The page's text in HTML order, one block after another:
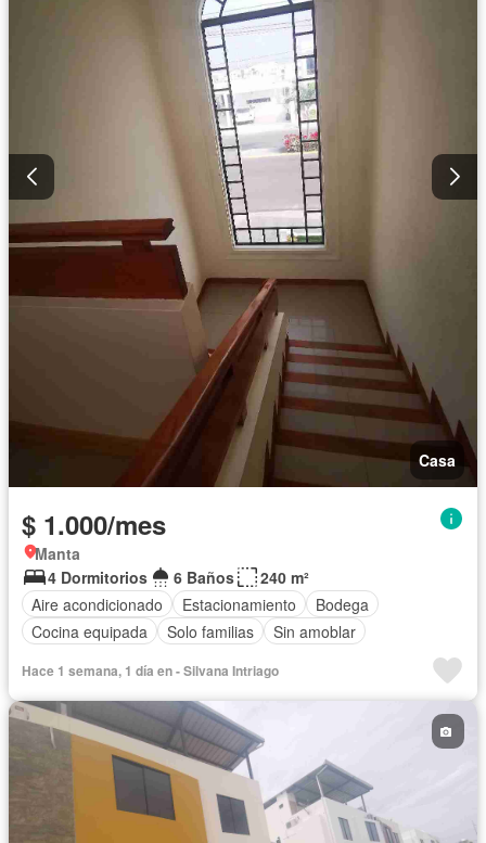
Casa
$ 1.000/mes
Manta
4 Dormitorios
6 Baños
240 m²
Aire acondicionado
Estacionamiento
Bodega
Cocina equipada
Solo familias Sin amoblar
Hace 1 semana, 1 día en - Silvana Intriago